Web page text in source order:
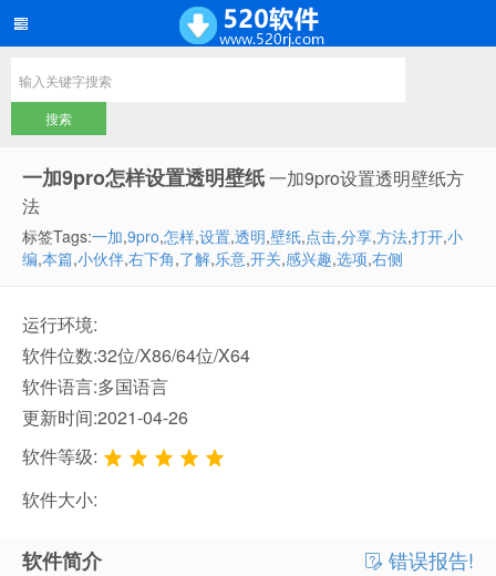
一加9pro怎样设置透明壁纸一加9pro设置透明壁纸方
法
标签Tags:一加,9pro,怎样,设置,透明,壁纸,点击,分享,方法,打开,小
编,本篇,小伙伴,右下角,了解,乐意,开关,感兴趣,选项,右侧
运行环境:
软件位数:32位/X86/64位/X64
软件语言:多国语言
更新时间:2021-04-26
软件等级:
软件大小:
软件简介 错误报告!